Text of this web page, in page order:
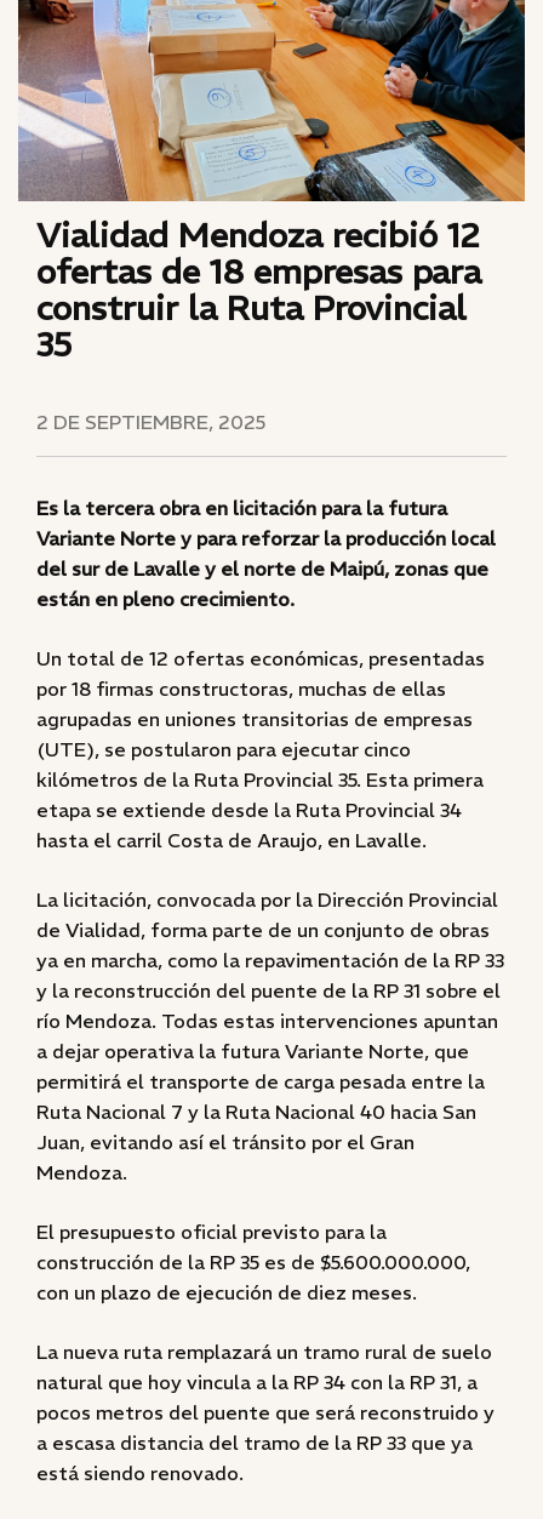
Vialidad Mendoza recibió 12
ofertas de 18 empresas para
construir la Ruta Provincial
35
2 DE SEPTIEMBRE, 2025
Es la tercera obra en licitación para la futura
Variante Norte y para reforzar la producción local
del sur de Lavalle y el norte de Maipú, zonas que
están en pleno crecimiento.
Un total de 12 ofertas económicas, presentadas
por 18 firmas constructoras, muchas de ellas
agrupadas en uniones transitorias de empresas
(UTE), se postularon para ejecutar cinco
kilómetros de la Ruta Provincial 35. Esta primera
etapa se extiende desde la Ruta Provincial 34
hasta el carril Costa de Araujo, en Lavalle.
La licitación, convocada por la Dirección Provincial
de Vialidad, forma parte de un conjunto de obras
ya en marcha, como la repavimentación de la RP 33
y la reconstrucción del puente de la RP 31 sobre el
río Mendoza. Todas estas intervenciones apuntan
a dejar operativa la futura Variante Norte, que
permitirá el transporte de carga pesada entre la
Ruta Nacional 7 y la Ruta Nacional 40 hacia San
Juan, evitando así el tránsito por el Gran
Mendoza.
El presupuesto oficial previsto para la
construcción de la RP 35 es de $5.600.000.000,
con un plazo de ejecución de diez meses.
La nueva ruta remplazará un tramo rural de suelo
natural que hoy vincula a la RP 34 con la RP 31, a
pocos metros del puente que será reconstruido y
a escasa distancia del tramo de la RP 33 que ya
está siendo renovado.